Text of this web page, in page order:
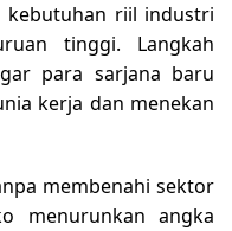
kebutuhan riil industri
tinggi. Langkah
para sarjana baru
kerja dan menekan
membenahi sektor
menurunkan angka